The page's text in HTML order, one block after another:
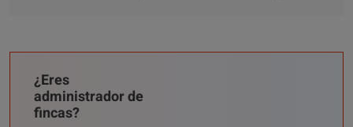
¿Eres
administrador de
fincas?